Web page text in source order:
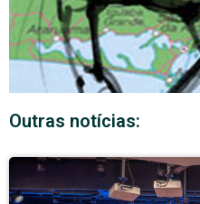
Outras notícias: